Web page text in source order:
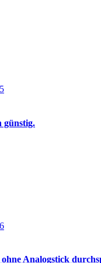
günstig.
Analogstick